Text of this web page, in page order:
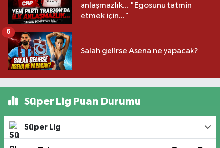
anlaşmazlık... "Egosunu tatmin
etmek için..."
Salah gelirse Asena ne yapacak?
6
Süper Lig Puan Durumu
Süper Lig